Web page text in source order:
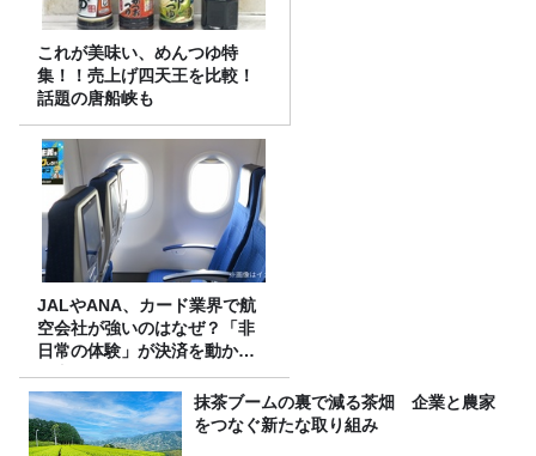
これが美味い、めんつゆ特
集！！売上げ四天王を比較！
話題の唐船峡も
JALやANA、カード業界で航
空会社が強いのはなぜ？「非
日常の体験」が決済を動かす
理由
抹茶ブームの裏で減る茶畑 企業と農家
をつなぐ新たな取り組み